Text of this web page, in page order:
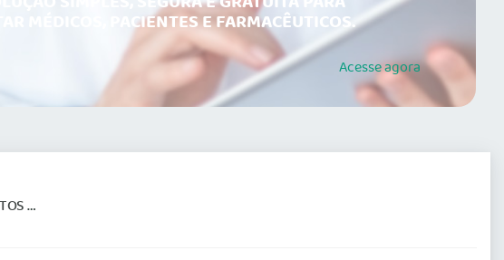
MÉDICOS, PACIENTES E FARMACÊUTICOS.
Acesseagora